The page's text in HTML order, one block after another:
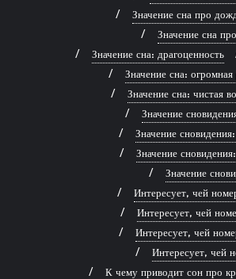
Значение сна про
Значение сна
Значение сна: драгоценность
Значение сна:
Значение сна: чистая
Значение
Значение
Значение
Значение
Интересует, чей
Интересует, чей
Интересует, чей
Интересует, чей
К чему приводит сон про